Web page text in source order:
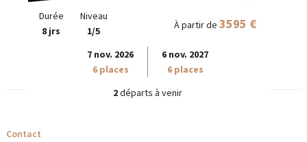
Durée
8 jrs
Niveau
1/5
À partir de 3595 €
7 nov. 2026
6 places
6 nov. 2027
6 places
2départs à venir
Contact